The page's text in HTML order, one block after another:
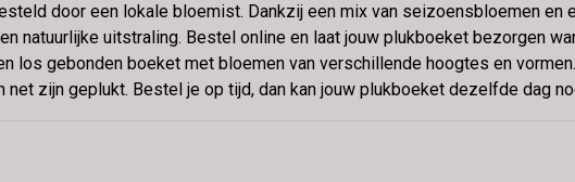
door een lokale bloemist. Dankzij een mix van seizoensbloemen en
natuurlijke uitstraling. Bestel online en laat jouw plukboeket bezorgen
los gebonden boeket met bloemen van verschillende hoogtes en
net zijn geplukt. Bestel je op tijd, dan kan jouw plukboeket dezelfde dag